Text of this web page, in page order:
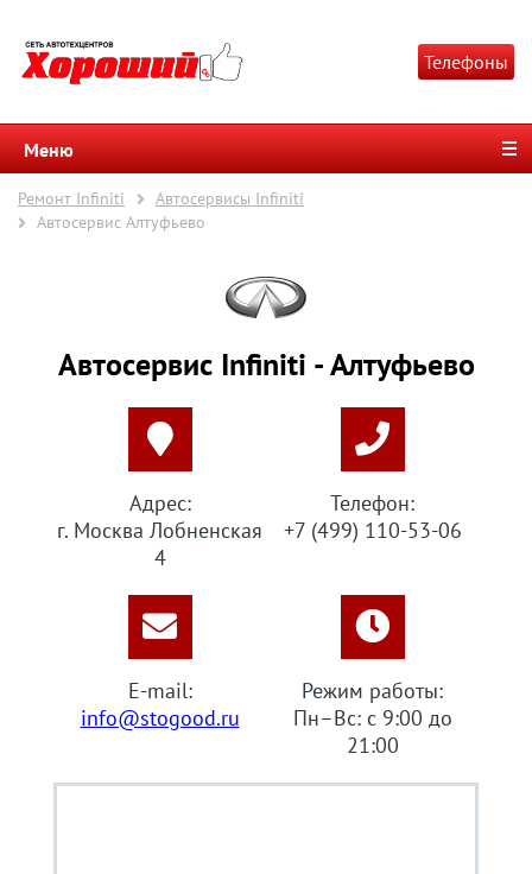
Телефоны
Меню
Ремонт Infiniti
Автосервисы Infiniti
Автосервис Алтуфьево
Автосервис Infiniti - Алтуфьево
Адрес:
г. Москва Лобненская
4
Телефон:
+7 (499) 110-53-06
E-mail:
info@stogood.ru
Режим работы:
Пн–Вс: с 9:00 до
21:00